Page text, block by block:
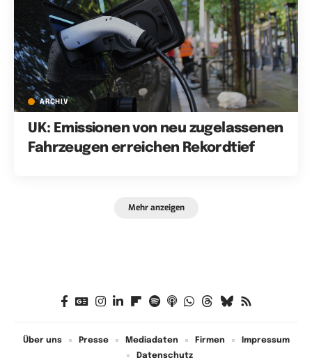
ARCHIV
UK: Emissionen von neu zugelassenen
Fahrzeugen erreichen Rekordtief
Mehr anzeigen
Über uns Presse Mediadaten Firmen
Impressum
Datenschutz